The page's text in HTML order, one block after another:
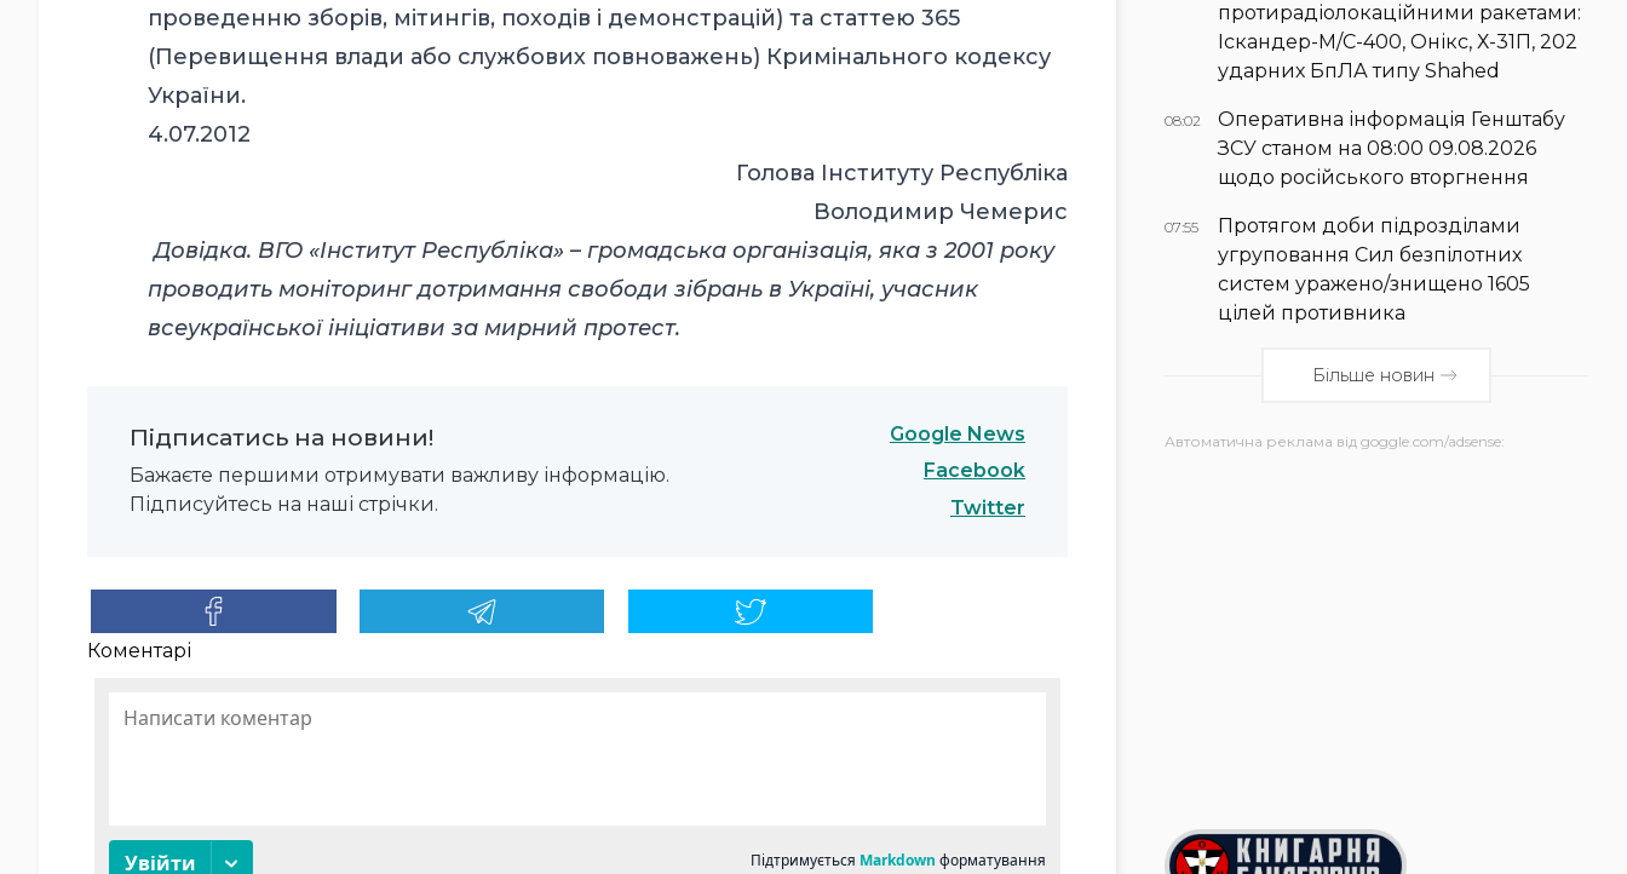
проведенню зборів, мітингів, походів і демонстрацій) та статтею 365
(Перевищення влади або службових повноважень) Кримінального кодексу
України.
4.07.2012
Голова Інституту Республіка
Володимир Чемерис
Довідка. ВГО «Інститут Республіка» – громадська організація, яка з 2001 року
проводить моніторинг дотримання свободи зібрань в Україні, учасник
всеукраїнської ініціативи за мирний протест.
Підписатись на новини!
Бажаєте першими отримувати важливу інформацію.
Підписуйтесь на наші стрічки.
Google News
Facebook
Twitter
Коментарі
протирадіолокаційними ракетами:
Іскандер-М/С-400, Онікс, Х-31П, 202
ударних БпЛА типу Shahed
08:02
Оперативна інформація Генштабу
ЗСУ станом на 08:00 09.08.2026
щодо російського вторгнення
07:55
Протягом доби підрозділами
угруповання Сил безпілотних
систем уражено/знищено 1605
цілей противника
Більше новин
Автоматична реклама від goggle.com/adsense: